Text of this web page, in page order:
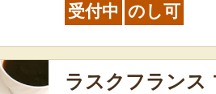
受付中 のし可
ラスクフランス